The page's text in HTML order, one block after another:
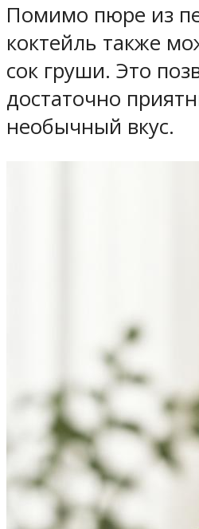
Помимо пюре из
коктейль также
сок груши. Это
достаточно
необычный вкус.